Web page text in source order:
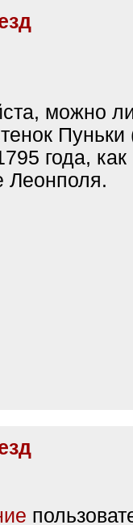
можно ли
Пуньки
года, как
Леонполя.